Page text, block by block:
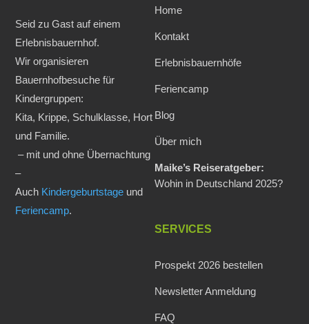
Seid zu Gast auf einem
Erlebnisbauernhof.
Wir organisieren
Bauernhofbesuche für
Kindergruppen:
Kita, Krippe, Schulklasse, Hort
und Familie.
– mit und ohne Übernachtung
–
Auch Kindergeburtstage und
Feriencamp.
Home
Kontakt
Erlebnisbauernhöfe
Feriencamp
Blog
Über mich
Maike’s Reiseratgeber:
Wohin in Deutschland 2025?
SERVICES
Prospekt 2026 bestellen
Newsletter Anmeldung
FAQ